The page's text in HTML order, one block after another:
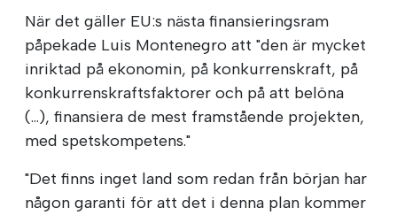
När det gäller EU:s nästa finansieringsram
påpekade Luis Montenegro att "den är mycket
inriktad på ekonomin, på konkurrenskraft, på
konkurrenskraftsfaktorer och på att belöna
(...), finansiera de mest framstående projekten,
med spetskompetens."
"Det finns inget land som redan från början har
någon garanti för att det i denna plan kommer